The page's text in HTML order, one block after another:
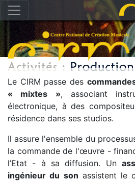
Le CIRM passe des
« mixtes », associant
électronique, à des
résidence dans ses studios.
Il assure l'ensemble du
la commande de l'œuvre -
l’Etat - à sa diffusion. Un
ingénieur du son assistent le